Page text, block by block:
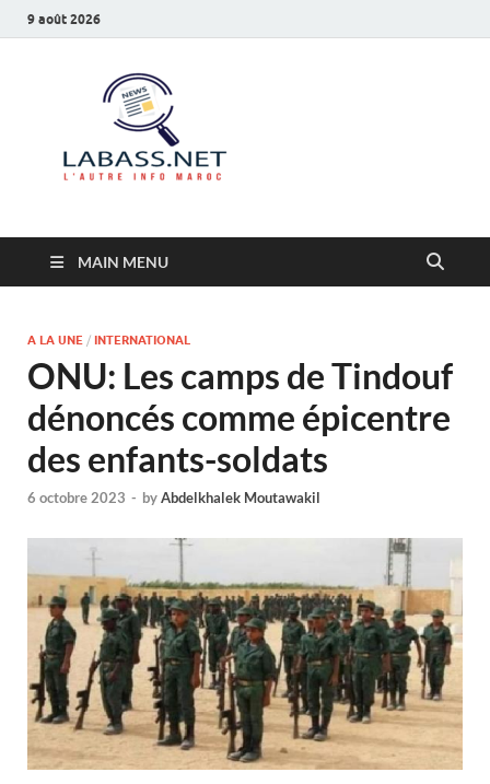
9 août 2026
MAIN MENU
A LA UNE / INTERNATIONAL
ONU: Les camps de Tindouf
dénoncés comme épicentre
des enfants-soldats
6 octobre 2023 - byAbdelkhalek Moutawakil